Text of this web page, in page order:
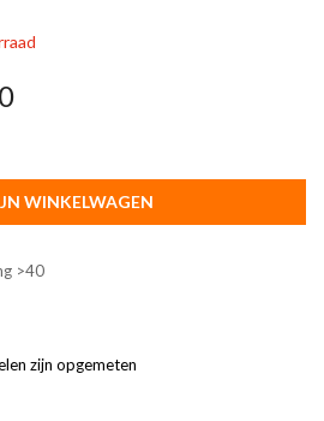
WINKELWAGEN
>40
zijn opgemeten